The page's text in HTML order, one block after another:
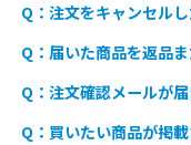
Q：注文をキャンセル
Q：届いた商品を返品
Q：注文確認メールが
Q：買いたい商品が掲